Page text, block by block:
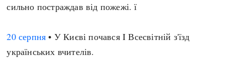
сильно постраждав від пожежі. ї
20 серпня • У Києві почався I Всесвітній з'їзд
українських вчителів.